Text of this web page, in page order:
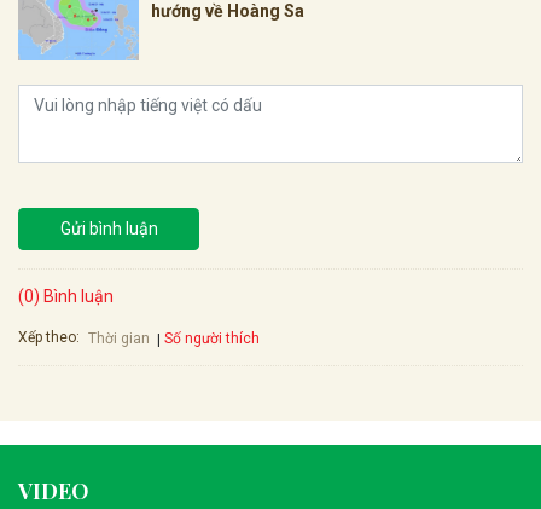
hướng về Hoàng Sa
Gửi bình luận
(0) Bình luận
Xếp theo: Thời gian Số người thích
VIDEO